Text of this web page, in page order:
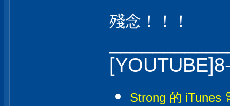
殘念！！！
Strong 的 iTunes